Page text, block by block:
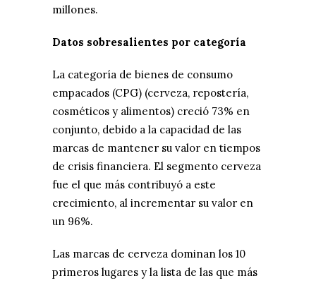
millones.
Datos sobresalientes por categoría
La categoría de bienes de consumo
empacados (CPG) (cerveza, repostería,
cosméticos y alimentos) creció 73% en
conjunto, debido a la capacidad de las
marcas de mantener su valor en tiempos
de crisis financiera. El segmento cerveza
fue el que más contribuyó a este
crecimiento, al incrementar su valor en
un 96%.
Las marcas de cerveza dominan los 10
primeros lugares y la lista de las que más